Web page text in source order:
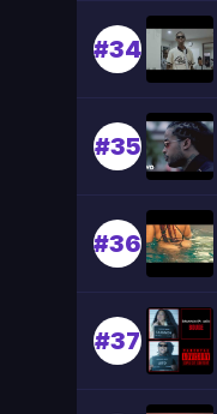
#34
#35
#36
#37